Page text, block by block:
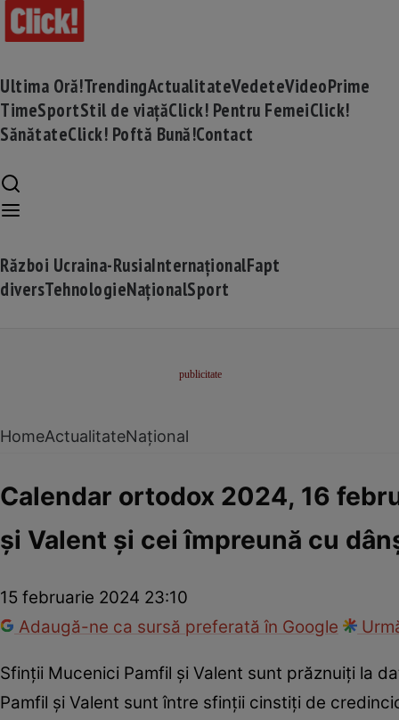
Ultima Oră!TrendingActualitateVedeteVideoPrime
TimeSportStil de viațăClick! Pentru FemeiClick!
SănătateClick! Poftă Bună!Contact
Război Ucraina-RusiaInternaționalFapt
diversTehnologieNaționalSport
HomeActualitateNațional
Calendar ortodox 2024, 16
și Valent și cei împreună cu
15 februarie 2024 23:10
Adaugă-ne ca sursă preferată în Google
Sfinții Mucenici Pamfil și Valent sunt prăznuiți la
Pamfil și Valent sunt între sfinții cinstiți de